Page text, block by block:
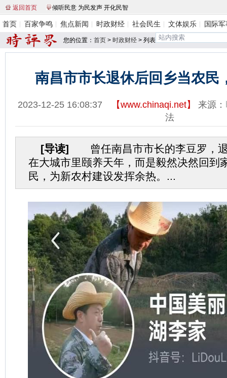
返回首页 倾听民意 为民发声 开化民智
首页 百家争鸣 焦点新闻 时政财经 社会民生 文体娱乐 国际
您的位置： 首页 > 时政财经 > 列表
南昌市市长退休后回乡当农民
2023-12-25 16:08:37 【www.chinaqi.net】 来源：
法
[导读] 曾任南昌市市长的李豆罗，
在大城市里颐养天年，而是毅然决然回到
民，为新农村建设发挥余热。...